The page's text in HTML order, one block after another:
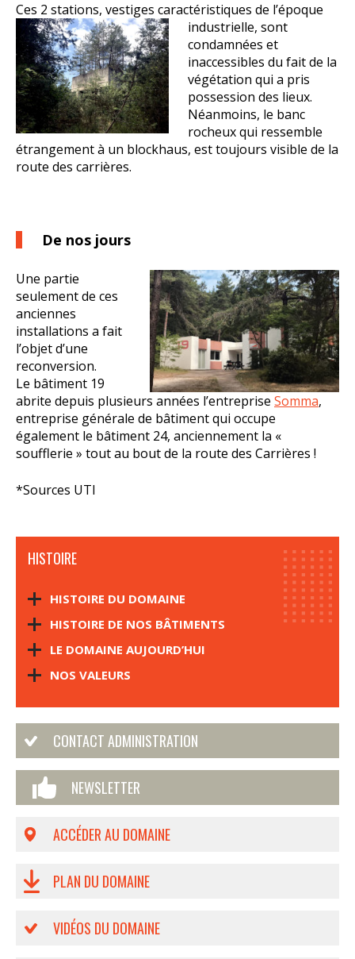
Ces 2 stations, vestiges caractéristiques de l’époque
industrielle, sont
condamnées et
inaccessibles du fait de la
végétation qui a pris
possession des lieux.
Néanmoins, le banc
rocheux qui ressemble
étrangement à un blockhaus, est toujours visible de la
route des carrières.
De nos jours
Une partie
seulement de ces
anciennes
installations a fait
l’objet d’une
reconversion.
Le bâtiment 19
abrite depuis plusieurs années l’entreprise Somma,
entreprise générale de bâtiment qui occupe
également le bâtiment 24, anciennement la «
soufflerie » tout au bout de la route des Carrières !
*Sources UTI
HISTOIRE
HISTOIRE DU DOMAINE
HISTOIRE DE NOS BÂTIMENTS
LE DOMAINE AUJOURD’HUI
NOS VALEURS
CONTACT ADMINISTRATION
NEWSLETTER
ACCÉDER AU DOMAINE
PLAN DU DOMAINE
VIDÉOS DU DOMAINE